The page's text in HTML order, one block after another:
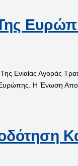
Ενιαίας Αγοράς
Ευρώπης. Η Ένωση